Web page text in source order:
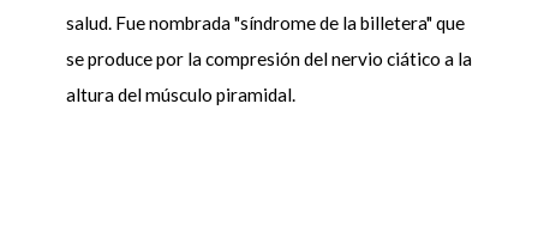
salud. Fue nombrada "síndrome de la billetera" que
se produce por la compresión del nervio ciático a la
altura del músculo piramidal.